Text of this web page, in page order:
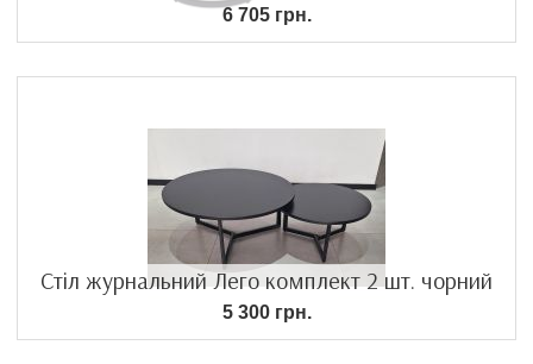
6 705 грн.
Стіл журнальний Лего комплект 2 шт. чорний
5 300 грн.